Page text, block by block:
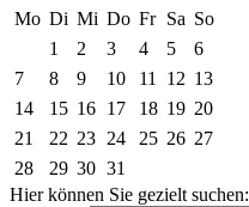
Mo Di Mi Do Fr Sa So
1
2 3 4 5
6
7
8 9 10 11 12 13
14
15 16 17 18 19 20
21
22 23 24 25 26 27
28
29 30 31
Hier können Sie gezielt suchen: